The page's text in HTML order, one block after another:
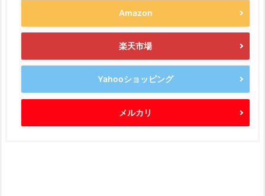
Amazon
楽天市場
Yahooショッピング
メルカリ